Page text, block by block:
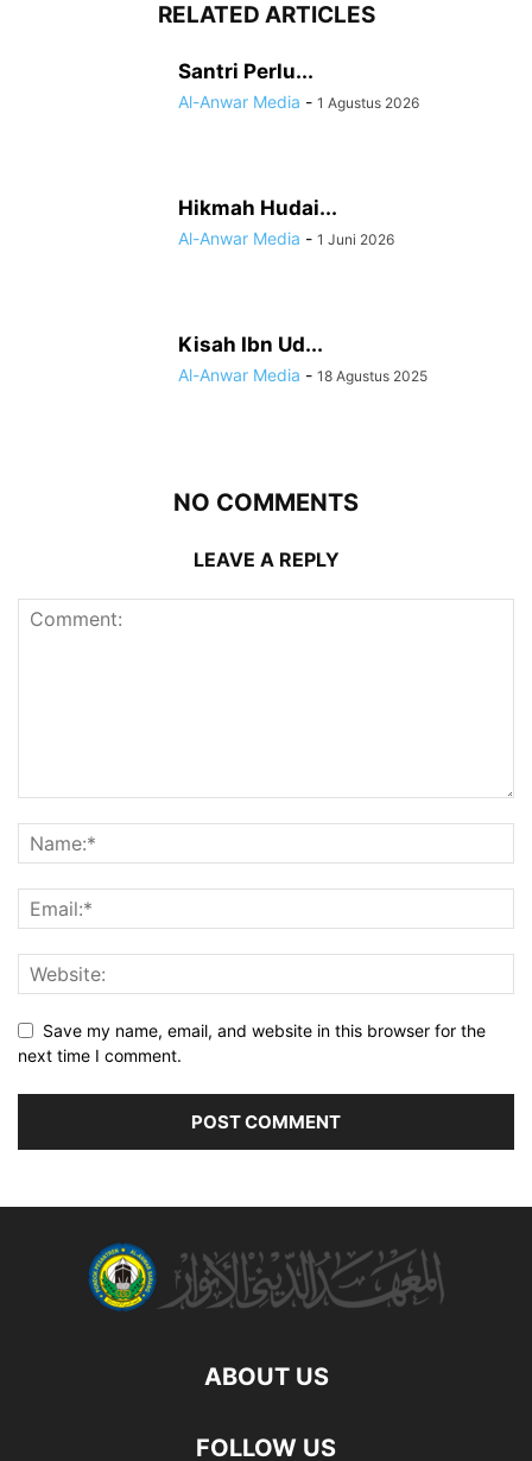
RELATED ARTICLES
Santri Perlu...
Al-Anwar Media - 1 Agustus 2026
Hikmah Hudai...
Al-Anwar Media - 1 Juni 2026
Kisah Ibn Ud...
Al-Anwar Media - 18 Agustus 2025
NO COMMENTS
LEAVE A REPLY
Save my name, email, and website in this browser for the
next time I comment.
ABOUT US
FOLLOW US